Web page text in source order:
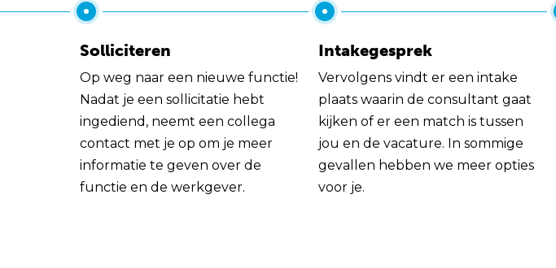
Solliciteren
Op weg naar een nieuwe functie!
Nadat je een sollicitatie hebt
ingediend, neemt een collega
contact met je op om je meer
informatie te geven over de
functie en de werkgever.
Intakegesprek
Vervolgens vindt er een intake
plaats waarin de consultant gaat
kijken of er een match is tussen
jou en de vacature. In sommige
gevallen hebben we meer opties
voor je.